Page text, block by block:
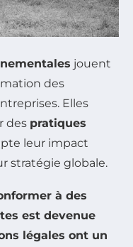
jouent
des
Elles
des pratiques
leur impact
stratégie globale.
à des
est devenue
légales ont un